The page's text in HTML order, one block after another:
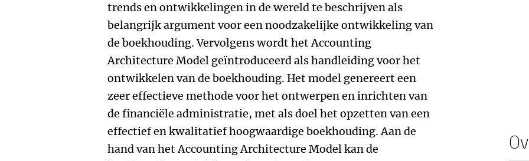
trends en ontwikkelingen in de wereld te beschrijven als
belangrijk argument voor een noodzakelijke ontwikkeling van
de boekhouding. Vervolgens wordt het Accounting
Architecture Model geïntroduceerd als handleiding voor het
ontwikkelen van de boekhouding. Het model genereert een
zeer effectieve methode voor het ontwerpen en inrichten van
de financiële administratie, met als doel het opzetten van een
effectief en kwalitatief hoogwaardige boekhouding. Aan de
hand van het Accounting Architecture Model kan de